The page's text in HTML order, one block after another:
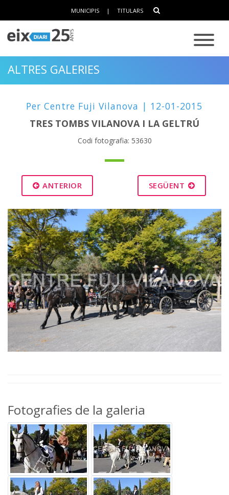
MUNICIPIS | TITULARS
ALTRES GALERIES
Per Centre Fuji Vilanova | 12-01-2015
TRES TOMBS VILANOVA I LA GELTRÚ
Codi fotografia: 53630
ANTERIOR SEGÜENT
Fotografies de la galeria